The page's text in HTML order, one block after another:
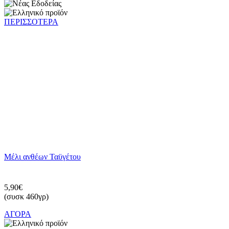
ΠΕΡΙΣΣΟΤΕΡΑ
Μέλι ανθέων Ταϋγέτου
5,90€
(συσκ 460γρ)
ΑΓΟΡΑ